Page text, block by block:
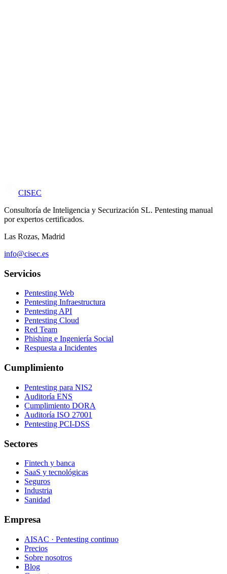
CISEC
Consultoría de Inteligencia y Securización SL. Pentesting manual
por expertos certificados.
Las Rozas, Madrid
info@cisec.es
Servicios
Pentesting Web
Pentesting Infraestructura
Pentesting API
Pentesting Cloud
Red Team
Phishing e Ingeniería Social
Respuesta a Incidentes
Cumplimiento
Pentesting para NIS2
Auditoría ENS
Cumplimiento DORA
Auditoría ISO 27001
Pentesting PCI-DSS
Sectores
Fintech y banca
SaaS y tecnológicas
Seguros
Industria
Sanidad
Empresa
AISAC · Pentesting continuo
Precios
Sobre nosotros
Blog